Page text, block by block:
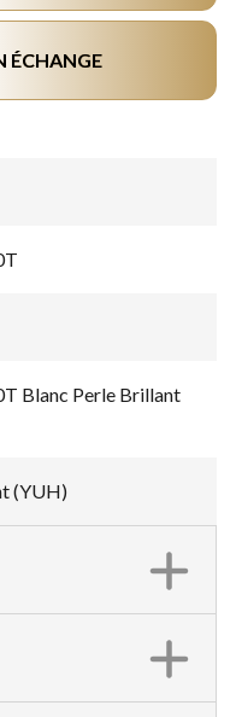
ÉCHANGE
Blanc Perle Brillant
(YUH)